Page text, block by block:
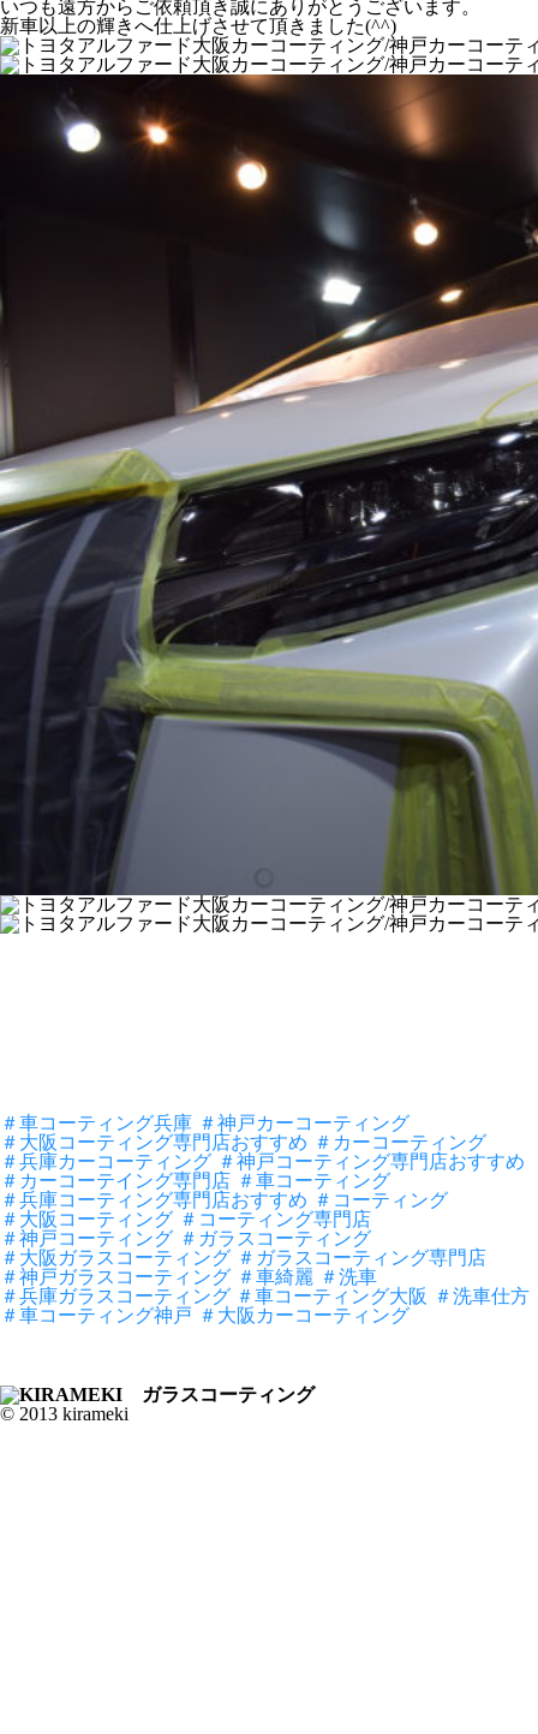
いつも遠方からご依頼頂き誠にありがとうございます。
新車以上の輝きへ仕上げさせて頂きました(^^)
＃車コーティング兵庫 ＃神戸カーコーティング
＃大阪コーティング専門店おすすめ ＃カーコーティング
＃兵庫カーコーティング ＃神戸コーティング専門店おすすめ
＃カーコーテイング専門店 ＃車コーティング
＃兵庫コーティング専門店おすすめ ＃コーティング
＃大阪コーティング ＃コーティング専門店
＃神戸コーティング ＃ガラスコーティング
＃大阪ガラスコーティング ＃ガラスコーティング専門店
＃神戸ガラスコーティング ＃車綺麗 ＃洗車
＃兵庫ガラスコーティング ＃車コーティング大阪 ＃洗車仕方
＃車コーティング神戸 ＃大阪カーコーティング
© 2013 kirameki